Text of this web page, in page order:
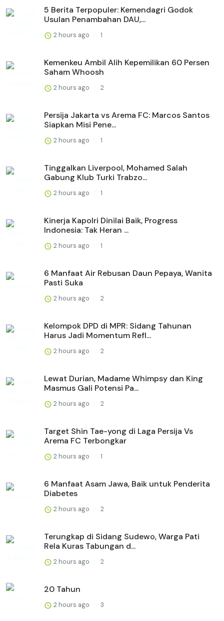
5 Berita Terpopuler: Kemendagri Godok
Usulan Penambahan DAU,...
2 hours ago 1
Kemenkeu Ambil Alih Kepemilikan 60 Persen
Saham Whoosh
2 hours ago 2
Persija Jakarta vs Arema FC: Marcos Santos
Siapkan Misi Pene...
2 hours ago 1
Tinggalkan Liverpool, Mohamed Salah
Gabung Klub Turki Trabzo...
2 hours ago 1
Kinerja Kapolri Dinilai Baik, Progress
Indonesia: Tak Heran ...
2 hours ago 1
6 Manfaat Air Rebusan Daun Pepaya, Wanita
Pasti Suka
2 hours ago 2
Kelompok DPD di MPR: Sidang Tahunan
Harus Jadi Momentum Refl...
2 hours ago 2
Lewat Durian, Madame Whimpsy dan King
Masmus Gali Potensi Pa...
2 hours ago 2
Target Shin Tae-yong di Laga Persija Vs
Arema FC Terbongkar
2 hours ago 1
6 Manfaat Asam Jawa, Baik untuk Penderita
Diabetes
2 hours ago 2
Terungkap di Sidang Sudewo, Warga Pati
Rela Kuras Tabungan d...
2 hours ago 2
20 Tahun
2 hours ago 3